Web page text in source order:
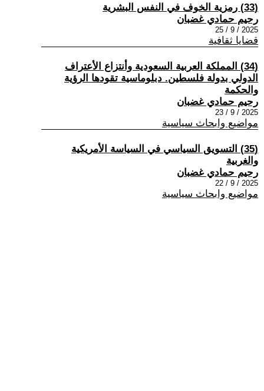
(33) رمزية الخوف في النفس البشرية
رحيم حمادي غضبان
2025 / 9 / 25
قضايا ثقافية
(34) المملكة العربية السعودية وأنتزاع الأعتراف
الدولي بدولة فلسطين. دبلوماسية تقودها الرؤية
والحكمة
رحيم حمادي غضبان
2025 / 9 / 23
مواضيع وابحاث سياسية
(35) التسويق السياسي في السياسة الأمريكية
والغربية
رحيم حمادي غضبان
2025 / 9 / 22
مواضيع وابحاث سياسية